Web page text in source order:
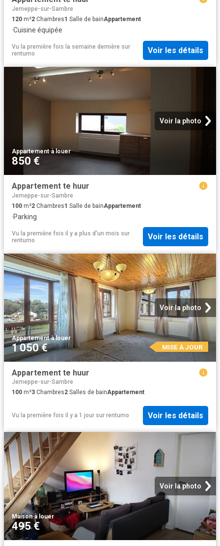
Jemeppe-sur-Sambre
120 m²2 Chambres1 Salle de bainAppartement
·Cuisine équipée
Vu la première fois la semaine dernière sur
rentumo
Voir les détails
Voir la photo
Appartement·à louer
850 €
Appartement te huur
Jemeppe-sur-Sambre
100 m²2 Chambres1 Salle de bainAppartement
·Parking
Vu la première fois il y a plus d'un mois sur
rentumo
Voir les détails
Voir la photo
Appartement·à louer
1 050 € MISE À JOUR
Appartement te huur
Jemeppe-sur-Sambre
100 m²3 Chambres2 Salles de bainAppartement
Vu la première fois il y a 1 jour sur rentumo Voir les détails
Voir la photo
Maison·à louer
495 €